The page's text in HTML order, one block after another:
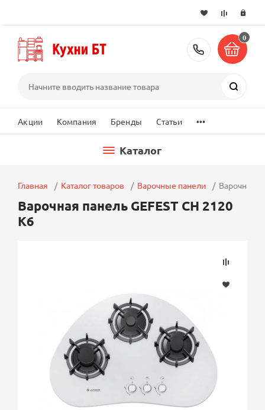
+7 (495)
0
Акции Компания Бренды Статьи ...
Каталог
Главная Каталог товаров Варочные панели Варочная
Варочная панель GEFEST СН 2120
К6